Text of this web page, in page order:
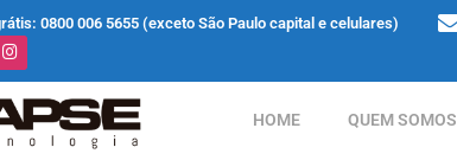
0800 006 5655 (exceto São Paulo capital e celulares)
HOME QUEM SOMOS